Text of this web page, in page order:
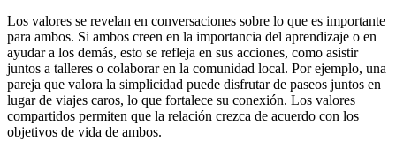
Los valores se revelan en conversaciones sobre lo que es importante
para ambos. Si ambos creen en la importancia del aprendizaje o en
ayudar a los demás, esto se refleja en sus acciones, como asistir
juntos a talleres o colaborar en la comunidad local. Por ejemplo, una
pareja que valora la simplicidad puede disfrutar de paseos juntos en
lugar de viajes caros, lo que fortalece su conexión. Los valores
compartidos permiten que la relación crezca de acuerdo con los
objetivos de vida de ambos.